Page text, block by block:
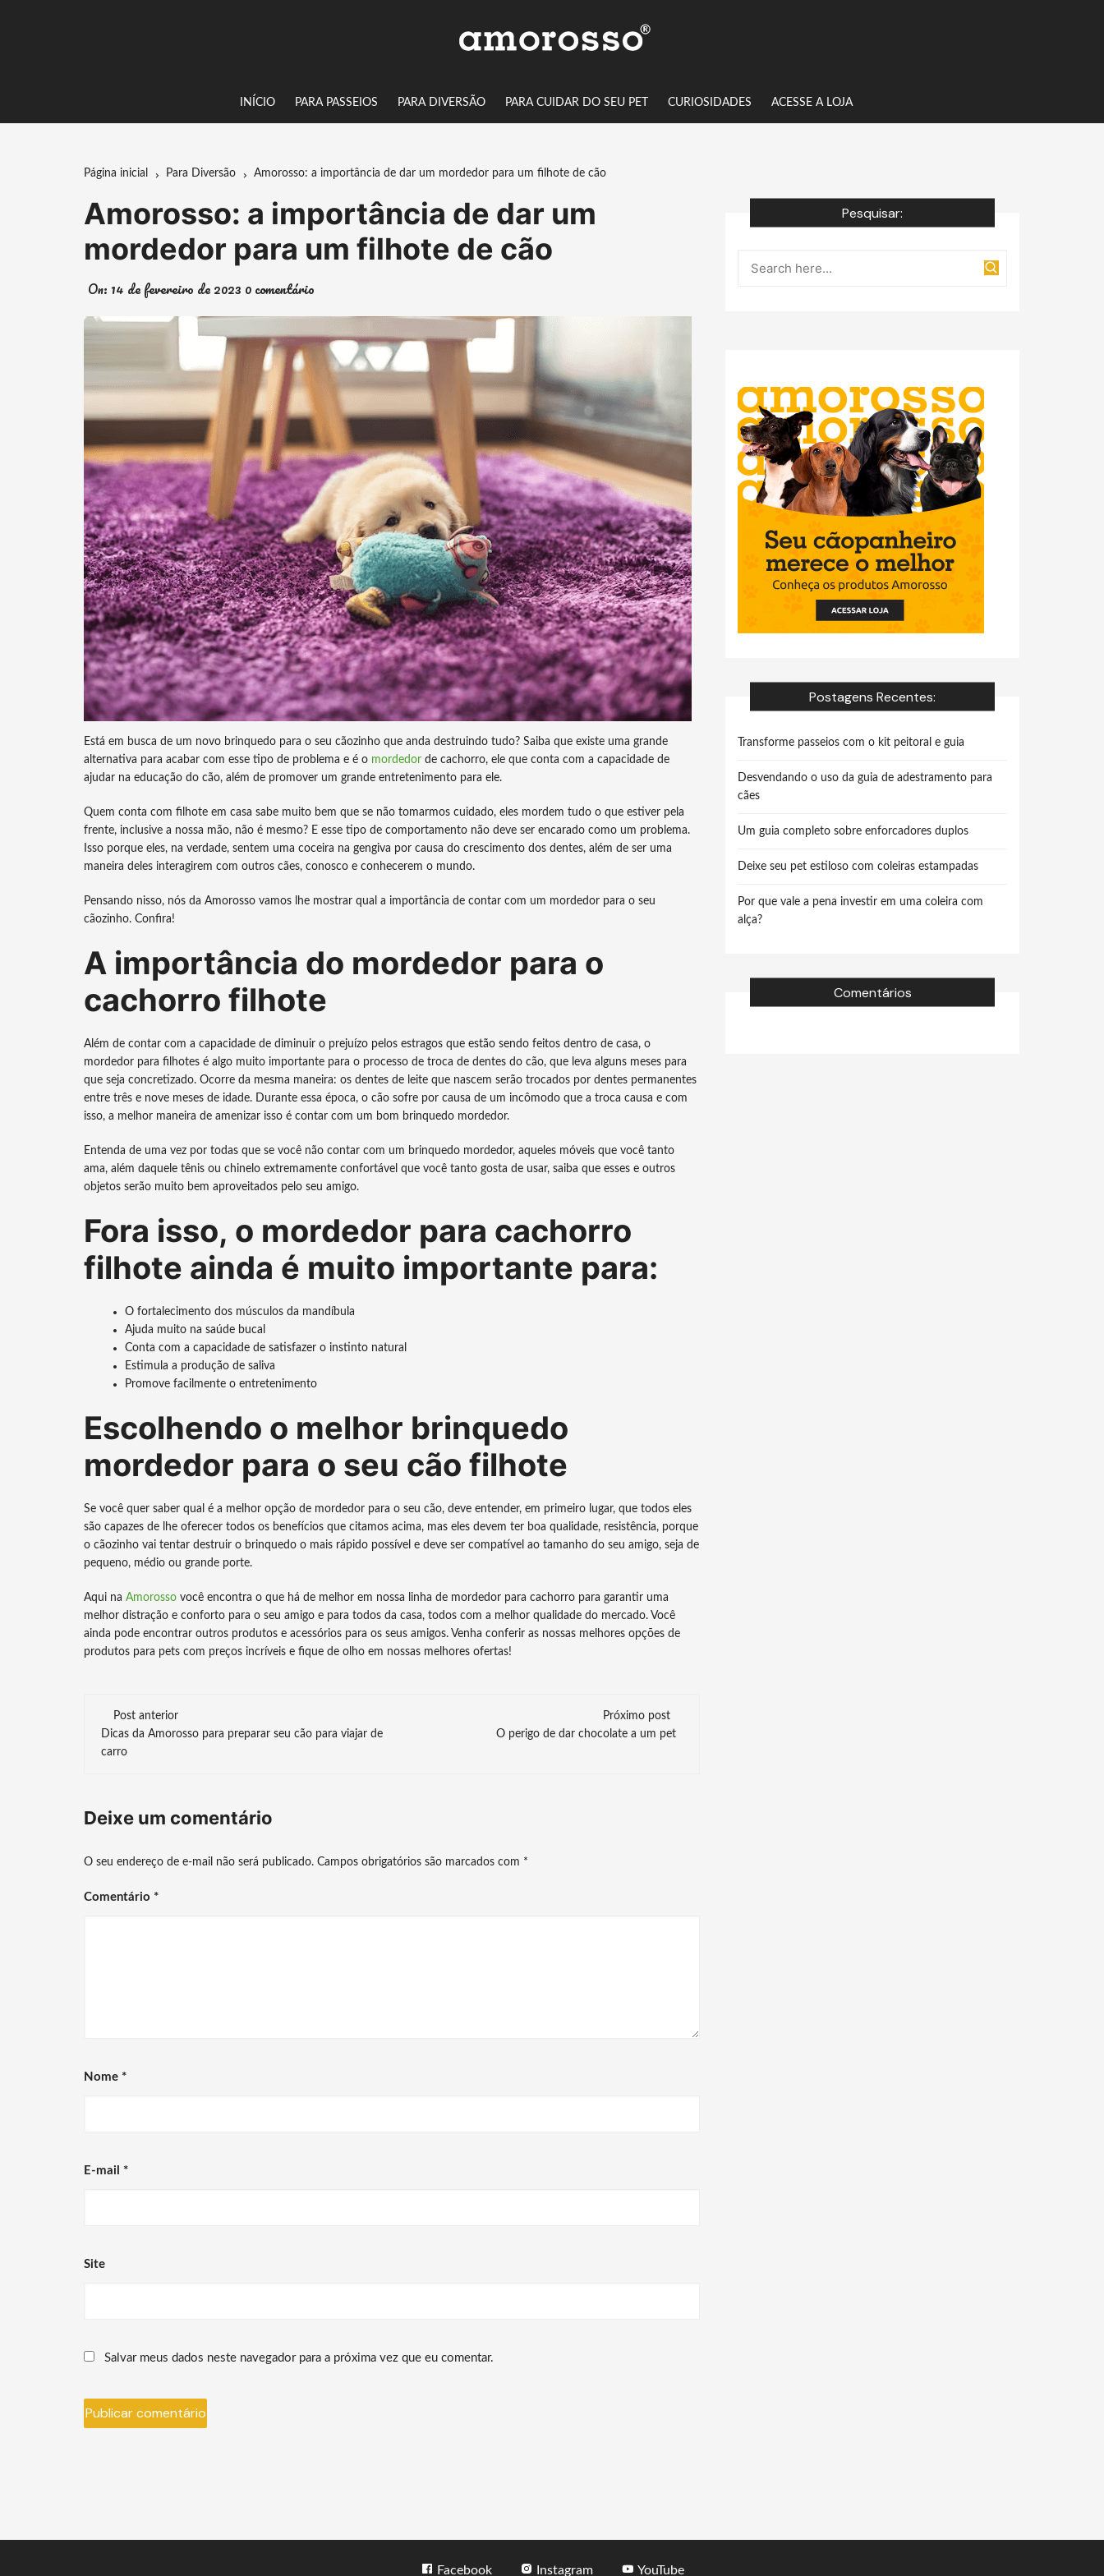
INÍCIO PARA PASSEIOS PARA DIVERSÃO PARA CUIDAR DO SEU PET CURIOSIDADES ACESSE A LOJA
Página inicial Para Diversão Amorosso: a importância de dar um mordedor para um filhote de cão
Amorosso: a importância de dar um
mordedor para um filhote de cão
On: 14 de fevereiro de 2023 0 comentário
Está em busca de um novo brinquedo para o seu cãozinho que anda destruindo tudo? Saiba que existe uma grande
alternativa para acabar com esse tipo de problema e é o mordedor de cachorro, ele que conta com a capacidade de
ajudar na educação do cão, além de promover um grande entretenimento para ele.
Quem conta com filhote em casa sabe muito bem que se não tomarmos cuidado, eles mordem tudo o que estiver pela
frente, inclusive a nossa mão, não é mesmo? E esse tipo de comportamento não deve ser encarado como um problema.
Isso porque eles, na verdade, sentem uma coceira na gengiva por causa do crescimento dos dentes, além de ser uma
maneira deles interagirem com outros cães, conosco e conhecerem o mundo.
Pensando nisso, nós da Amorosso vamos lhe mostrar qual a importância de contar com um mordedor para o seu
cãozinho. Confira!
A importância do mordedor para o
cachorro filhote
Além de contar com a capacidade de diminuir o prejuízo pelos estragos que estão sendo feitos dentro de casa, o
mordedor para filhotes é algo muito importante para o processo de troca de dentes do cão, que leva alguns meses para
que seja concretizado. Ocorre da mesma maneira: os dentes de leite que nascem serão trocados por dentes permanentes
entre três e nove meses de idade. Durante essa época, o cão sofre por causa de um incômodo que a troca causa e com
isso, a melhor maneira de amenizar isso é contar com um bom brinquedo mordedor.
Entenda de uma vez por todas que se você não contar com um brinquedo mordedor, aqueles móveis que você tanto
ama, além daquele tênis ou chinelo extremamente confortável que você tanto gosta de usar, saiba que esses e outros
objetos serão muito bem aproveitados pelo seu amigo.
Fora isso, o mordedor para cachorro
filhote ainda é muito importante para:
O fortalecimento dos músculos da mandíbula
Ajuda muito na saúde bucal
Conta com a capacidade de satisfazer o instinto natural
Estimula a produção de saliva
Promove facilmente o entretenimento
Escolhendo o melhor brinquedo
mordedor para o seu cão filhote
Se você quer saber qual é a melhor opção de mordedor para o seu cão, deve entender, em primeiro lugar, que todos eles
são capazes de lhe oferecer todos os benefícios que citamos acima, mas eles devem ter boa qualidade, resistência, porque
o cãozinho vai tentar destruir o brinquedo o mais rápido possível e deve ser compatível ao tamanho do seu amigo, seja de
pequeno, médio ou grande porte.
Aqui na Amorosso você encontra o que há de melhor em nossa linha de mordedor para cachorro para garantir uma
melhor distração e conforto para o seu amigo e para todos da casa, todos com a melhor qualidade do mercado. Você
ainda pode encontrar outros produtos e acessórios para os seus amigos. Venha conferir as nossas melhores opções de
produtos para pets com preços incríveis e fique de olho em nossas melhores ofertas!
Navegação
de
Post anterior
Dicas da Amorosso para preparar seu cão para viajar de
carro
Próximo post
O perigo de dar chocolate a um pet
Deixe um comentário
O seu endereço de e-mail não será publicado. Campos obrigatórios são marcados com *
Comentário *
Nome *
E-mail *
Site
Salvar meus dados neste navegador para a próxima vez que eu comentar.
Pesquisar:
Postagens Recentes:
Transforme passeios com o kit peitoral e guia
Desvendando o uso da guia de adestramento para
cães
Um guia completo sobre enforcadores duplos
Deixe seu pet estiloso com coleiras estampadas
Por que vale a pena investir em uma coleira com
alça?
Comentários
Facebook Instagram YouTube